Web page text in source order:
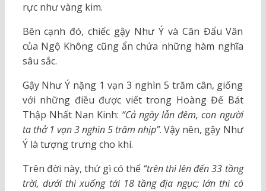
rực như vàng kim.
Bên cạnh đó, chiếc gậy Như Ý và Cân Đẩu Vân
của Ngộ Không cũng ẩn chứa những hàm nghĩa
sâu sắc.
Gậy Như Ý nặng 1 vạn 3 nghìn 5 trăm cân, giống
với những điều được viết trong Hoàng Đế Bát
Thập Nhất Nan Kinh: “Cả ngày lẫn đêm, con người
ta thở 1 vạn 3 nghìn 5 trăm nhịp”. Vậy nên, gậy Như
Ý là tượng trưng cho khí.
Trên đời này, thứ gì có thể “trên thì lên đến 33 tầng
trời, dưới thì xuống tới 18 tầng địa ngục; lớn thì có